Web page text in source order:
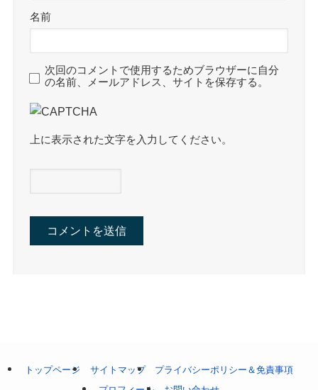
名前
次回のコメントで使用するためブラウザーに自分
の名前、メールアドレス、サイトを保存する。
上に表示された文字を入力してください。
トップページ サイトマップ
プライバシーポリシー＆免責事項